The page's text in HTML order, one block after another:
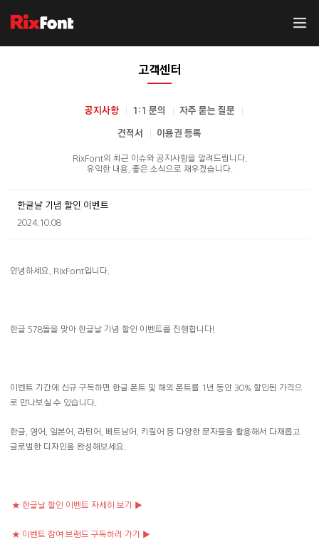
고객센터
공지사항 1:1 문의 자주 묻는 질문
견적서 이용권 등록
RixFont의 최근 이슈와 공지사항을 알려드립니다.
유익한 내용, 좋은 소식으로 채우겠습니다.
한글날 기념 할인 이벤트
2024.10.08
안녕하세요, RixFont입니다.
한글 578돌을 맞아 한글날 기념 할인 이벤트를 진행합니다!
이벤트 기간에 신규 구독하면 한글 폰트 및 해외 폰트를 1년 동안 30% 할인된 가격으
로 만나보실 수 있습니다.
한글, 영어, 일본어, 라틴어, 베트남어, 키릴어 등 다양한 문자들을 활용해서 다채롭고
글로벌한 디자인을 완성해보세요.
★ 한글날 할인 이벤트 자세히 보기 ▶
★ 이벤트 참여 브랜드 구독하러 가기 ▶